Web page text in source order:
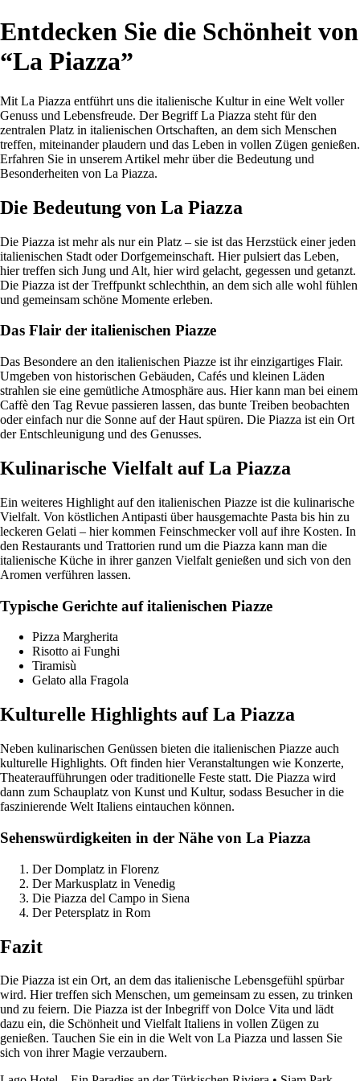
Entdecken Sie die Schönheit von
“La Piazza”
Mit La Piazza entführt uns die italienische Kultur in eine Welt voller
Genuss und Lebensfreude. Der Begriff La Piazza steht für den
zentralen Platz in italienischen Ortschaften, an dem sich Menschen
treffen, miteinander plaudern und das Leben in vollen Zügen genießen.
Erfahren Sie in unserem Artikel mehr über die Bedeutung und
Besonderheiten von La Piazza.
Die Bedeutung von La Piazza
Die Piazza ist mehr als nur ein Platz – sie ist das Herzstück einer jeden
italienischen Stadt oder Dorfgemeinschaft. Hier pulsiert das Leben,
hier treffen sich Jung und Alt, hier wird gelacht, gegessen und getanzt.
Die Piazza ist der Treffpunkt schlechthin, an dem sich alle wohl fühlen
und gemeinsam schöne Momente erleben.
Das Flair der italienischen Piazze
Das Besondere an den italienischen Piazze ist ihr einzigartiges Flair.
Umgeben von historischen Gebäuden, Cafés und kleinen Läden
strahlen sie eine gemütliche Atmosphäre aus. Hier kann man bei einem
Caffè den Tag Revue passieren lassen, das bunte Treiben beobachten
oder einfach nur die Sonne auf der Haut spüren. Die Piazza ist ein Ort
der Entschleunigung und des Genusses.
Kulinarische Vielfalt auf La Piazza
Ein weiteres Highlight auf den italienischen Piazze ist die kulinarische
Vielfalt. Von köstlichen Antipasti über hausgemachte Pasta bis hin zu
leckeren Gelati – hier kommen Feinschmecker voll auf ihre Kosten. In
den Restaurants und Trattorien rund um die Piazza kann man die
italienische Küche in ihrer ganzen Vielfalt genießen und sich von den
Aromen verführen lassen.
Typische Gerichte auf italienischen Piazze
Pizza Margherita
Risotto ai Funghi
Tiramisù
Gelato alla Fragola
Kulturelle Highlights auf La Piazza
Neben kulinarischen Genüssen bieten die italienischen Piazze auch
kulturelle Highlights. Oft finden hier Veranstaltungen wie Konzerte,
Theateraufführungen oder traditionelle Feste statt. Die Piazza wird
dann zum Schauplatz von Kunst und Kultur, sodass Besucher in die
faszinierende Welt Italiens eintauchen können.
Sehenswürdigkeiten in der Nähe von La Piazza
Der Domplatz in Florenz
Der Markusplatz in Venedig
Die Piazza del Campo in Siena
Der Petersplatz in Rom
Fazit
Die Piazza ist ein Ort, an dem das italienische Lebensgefühl spürbar
wird. Hier treffen sich Menschen, um gemeinsam zu essen, zu trinken
und zu feiern. Die Piazza ist der Inbegriff von Dolce Vita und lädt
dazu ein, die Schönheit und Vielfalt Italiens in vollen Zügen zu
genießen. Tauchen Sie ein in die Welt von La Piazza und lassen Sie
sich von ihrer Magie verzaubern.